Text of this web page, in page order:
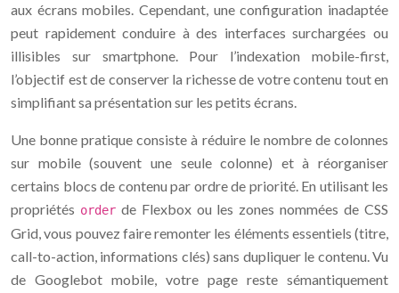
aux écrans mobiles. Cependant, une configuration inadaptée
peut rapidement conduire à des interfaces surchargées ou
illisibles sur smartphone. Pour l’indexation mobile-first,
l’objectif est de conserver la richesse de votre contenu tout en
simplifiant sa présentation sur les petits écrans.
Une bonne pratique consiste à réduire le nombre de colonnes
sur mobile (souvent une seule colonne) et à réorganiser
certains blocs de contenu par ordre de priorité. En utilisant les
propriétés orderde Flexbox ou les zones nommées de CSS
Grid, vous pouvez faire remonter les éléments essentiels (titre,
call-to-action, informations clés) sans dupliquer le contenu. Vu
de Googlebot mobile, votre page reste sémantiquement